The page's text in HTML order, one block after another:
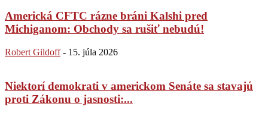
Americká CFTC rázne bráni Kalshi pred
Michiganom: Obchody sa rušiť nebudú!
Robert Gildoff - 15. júla 2026
Niektorí demokrati v americkom Senáte sa stavajú
proti Zákonu o jasnosti:...